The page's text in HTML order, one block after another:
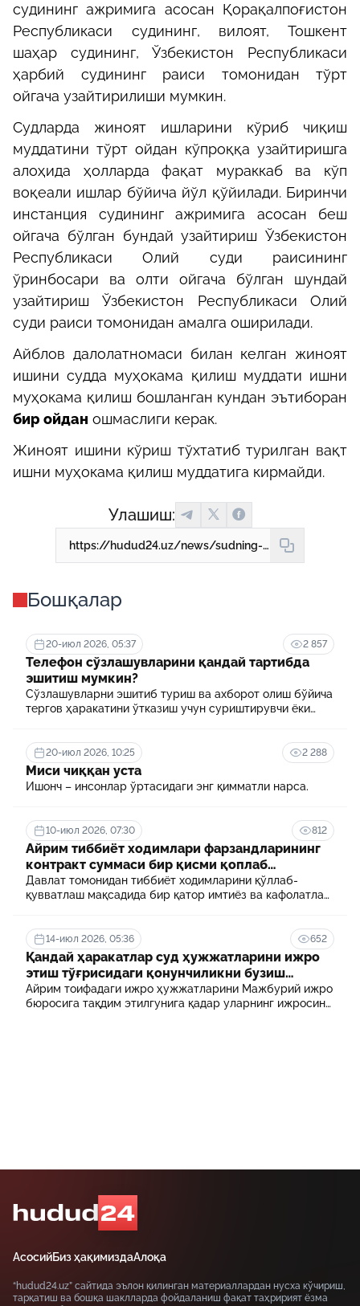
судининг ажримига асосан Қорақалпоғистон
Республикаси судининг, вилоят, Тошкент
шаҳар судининг, Ўзбекистон Республикаси
ҳарбий судининг раиси томонидан тўрт
ойгача узайтирилиши мумкин.
Судларда жиноят ишларини кўриб чиқиш
муддатини тўрт ойдан кўпроққа узайтиришга
алоҳида ҳолларда фақат мураккаб ва кўп
воқеали ишлар бўйича йўл қўйилади. Биринчи
инстанция судининг ажримига асосан беш
ойгача бўлган бундай узайтириш Ўзбекистон
Республикаси Олий суди раисининг
ўринбосари ва олти ойгача бўлган шундай
узайтириш Ўзбекистон Республикаси Олий
суди раиси томонидан амалга оширилади.
Айблов далолатномаси билан келган жиноят
ишини судда муҳокама қилиш муддати ишни
муҳокама қилиш бошланган кундан эътиборан
бир ойдан ошмаслиги керак.
Жиноят ишини кўриш тўхтатиб турилган вақт
ишни муҳокама қилиш муддатига кирмайди.
Улашиш:
https://hudud24.uz/news/sudning-davomiiligi-kancha-davom-etadi
Бошқалар
20-июл 2026, 05:37 2 857
Телефон сўзлашувларини қандай тартибда
эшитиш мумкин?
Сўзлашувларни эшитиб туриш ва ахборот олиш бўйича
тергов ҳаракатини ўтказиш учун суриштирувчи ёки
20-июл 2026, 10:25 2 288
Миси чиққан уста
Ишонч – инсонлар ўртасидаги энг қимматли нарса.
10-июл 2026, 07:30 812
Айрим тиббиёт ходимлари фарзандларининг
контракт суммаси бир қисми қоплаб
берилади
Давлат томонидан тиббиёт ходимларини қўллаб-
қувватлаш мақсадида бир қатор имтиёз ва кафолатлар
муассасасида ўқиш учун тўланадиган контракт
маблағининг бир қисмини қоплаб бериш тартибидир
14-июл 2026, 05:36 652
Қандай ҳаракатлар суд ҳужжатларини ижро
этиш тўғрисидаги қонунчиликни бузиш
ҳисобланади? 5 муҳим факт
Айрим тоифадаги ижро ҳужжатларини Мажбурий ижро
бюросига тақдим этилгунига қадар уларнинг ижросини
АсосийБиз ҳақимиздаАлоқа
“hudud24.uz” сайтида эълон қилинган материаллардан нусха кўчириш,
тарқатиш ва бошқа шаклларда фойдаланиш фақат таҳририят ёзма